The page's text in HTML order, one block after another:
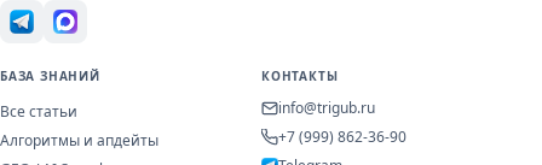
БАЗА ЗНАНИЙ
Все статьи
Алгоритмы и апдейты
КОНТАКТЫ
info@trigub.ru
+7 (999) 862-36-90